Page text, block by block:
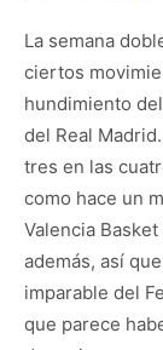
La semana
ciertos
hundimiento
del Real
tres en las
como hace un
Valencia
además, así
imparable del
que parece